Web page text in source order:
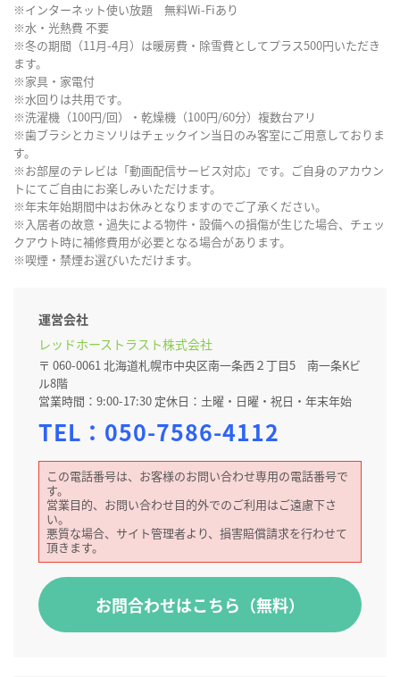
※インターネット使い放題 無料Wi-Fiあり
※水・光熱費 不要
※冬の期間（11月-4月）は暖房費・除雪費としてプラス500円いただき
ます。
※家具・家電付
※水回りは共用です。
※洗濯機（100円/回）・乾燥機（100円/60分）複数台アリ
※歯ブラシとカミソリはチェックイン当日のみ客室にご用意しておりま
す。
※お部屋のテレビは「動画配信サービス対応」です。ご自身のアカウン
トにてご自由にお楽しみいただけます。
※年末年始期間中はお休みとなりますのでご了承ください。
※入居者の故意・過失による物件・設備への損傷が生じた場合、チェッ
クアウト時に補修費用が必要となる場合があります。
※喫煙・禁煙お選びいただけます。
運営会社
レッドホーストラスト株式会社
〒 060-0061 北海道札幌市中央区南一条西２丁目5 南一条Kビ
ル8階
営業時間：9:00-17:30 定休日：土曜・日曜・祝日・年末年始
TEL： 050-7586-4112
この電話番号は、お客様のお問い合わせ専用の電話番号で
す。
営業目的、お問い合わせ目的外でのご利用はご遠慮下さ
い。
悪質な場合、サイト管理者より、損害賠償請求を行わせて
頂きます。
お問合わせはこちら（無料）